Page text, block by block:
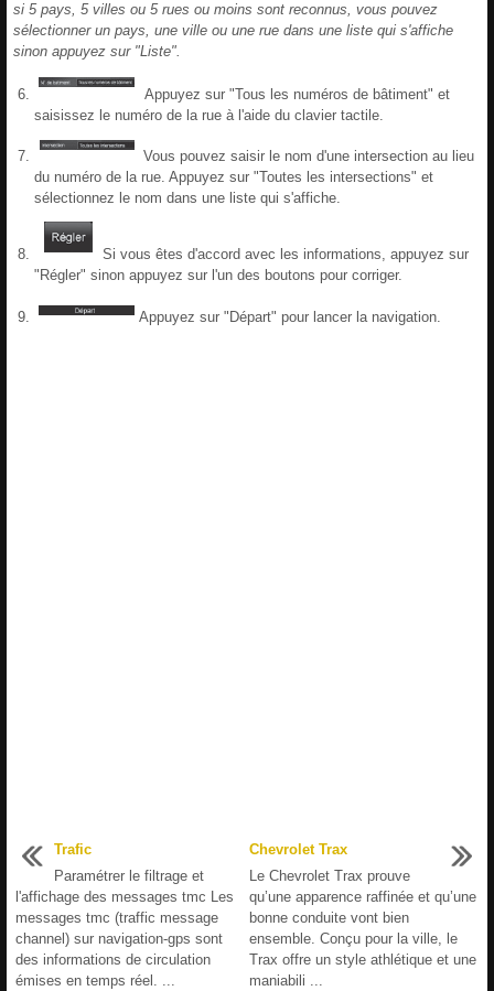
si 5 pays, 5 villes ou 5 rues ou moins sont reconnus, vous pouvez
sélectionner un pays, une ville ou une rue dans une liste qui s'affiche
sinon appuyez sur "Liste".
Appuyez sur "Tous les numéros de bâtiment" et
saisissez le numéro de la rue à l'aide du clavier tactile.
Vous pouvez saisir le nom d'une intersection au lieu
du numéro de la rue. Appuyez sur "Toutes les intersections" et
sélectionnez le nom dans une liste qui s'affiche.
Si vous êtes d'accord avec les informations, appuyez sur
"Régler" sinon appuyez sur l'un des boutons pour corriger.
Appuyez sur "Départ" pour lancer la navigation.
Trafic
Paramétrer le filtrage et
l'affichage des messages tmc Les
messages tmc (traffic message
channel) sur navigation-gps sont
des informations de circulation
émises en temps réel. ...
Chevrolet Trax
Le Chevrolet Trax prouve
qu’une apparence raffinée et qu’une
bonne conduite vont bien
ensemble. Conçu pour la ville, le
Trax offre un style athlétique et une
maniabili ...